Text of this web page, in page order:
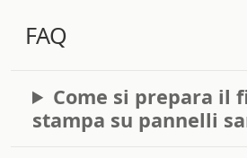
FAQ
Come si prepara il
stampa su pannelli